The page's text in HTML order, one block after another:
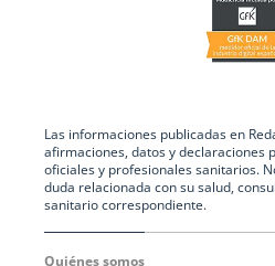
Las informaciones publicadas en
afirmaciones, datos y declaraciones
oficiales y profesionales sanitarios.
duda relacionada con su salud,
sanitario correspondiente.
Quiénes somos